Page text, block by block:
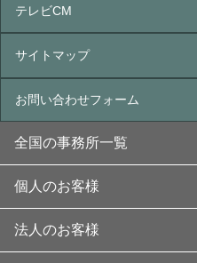
テレビCM
サイトマップ
お問い合わせフォーム
全国の事務所一覧
個人のお客様
法人のお客様